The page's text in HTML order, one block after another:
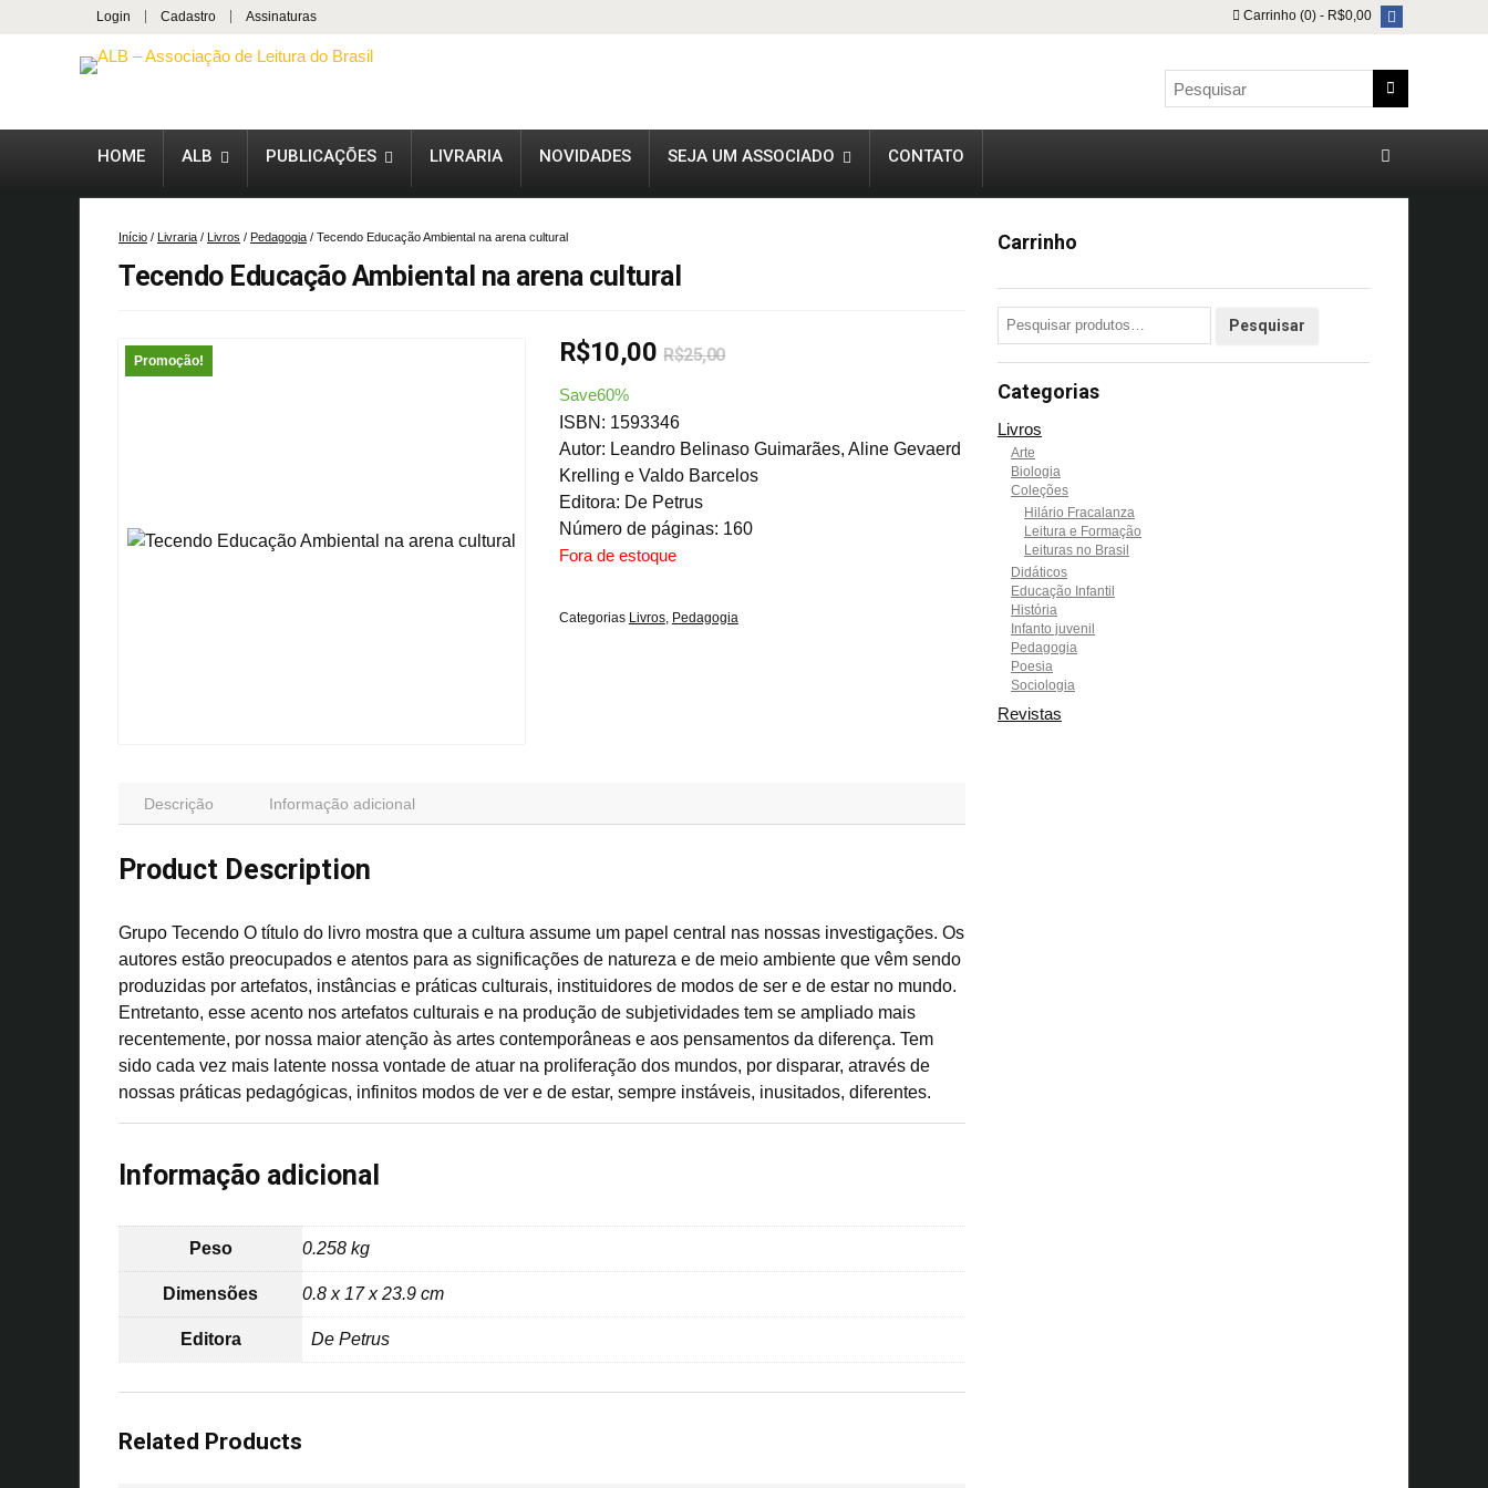
Login Cadastro Assinaturas Carrinho (0) - R$0,00
HOME ALB PUBLICAÇÕES LIVRARIA NOVIDADES SEJA UM ASSOCIADO CONTATO
Início / Livraria / Livros / Pedagogia / Tecendo Educação Ambiental na arena cultural
Tecendo Educação Ambiental na arena cultural
Promoção! R$25,00
R$10,00
Save60%
ISBN: 1593346
Autor: Leandro Belinaso Guimarães, Aline Gevaerd
Krelling e Valdo Barcelos
Editora: De Petrus
Número de páginas: 160
Fora de estoque
Categorias Livros, Pedagogia
Descrição Informação adicional
Product Description
Grupo Tecendo O título do livro mostra que a cultura assume um papel central nas nossas investigações. Os
autores estão preocupados e atentos para as significações de natureza e de meio ambiente que vêm sendo
produzidas por artefatos, instâncias e práticas culturais, instituidores de modos de ser e de estar no mundo.
Entretanto, esse acento nos artefatos culturais e na produção de subjetividades tem se ampliado mais
recentemente, por nossa maior atenção às artes contemporâneas e aos pensamentos da diferença. Tem
sido cada vez mais latente nossa vontade de atuar na proliferação dos mundos, por disparar, através de
nossas práticas pedagógicas, infinitos modos de ver e de estar, sempre instáveis, inusitados, diferentes.
Informação adicional
Peso 0.258 kg
Dimensões 0.8 x 17 x 23.9 cm
Editora De Petrus
Related Products
Carrinho
Categorias
Livros
Arte
Biologia
Coleções
Hilário Fracalanza
Leitura e Formação
Leituras no Brasil
Didáticos
Educação Infantil
História
Infanto juvenil
Pedagogia
Poesia
Sociologia
Revistas